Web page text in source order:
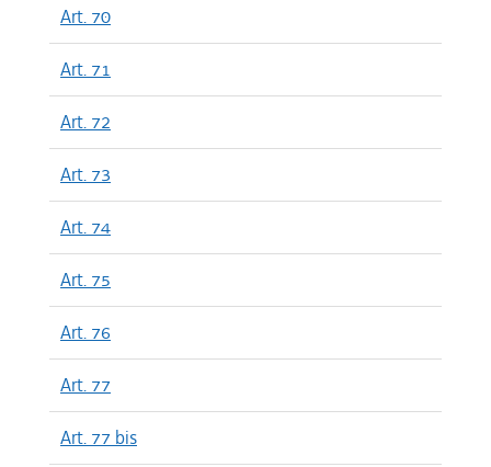
Art. 70
Art. 71
Art. 72
Art. 73
Art. 74
Art. 75
Art. 76
Art. 77
Art. 77 bis